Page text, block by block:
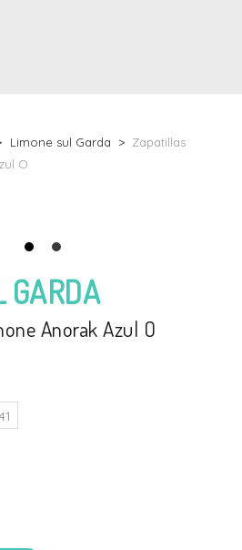
Limone sul Garda
Zapatillas
O
GARDA
Anorak Azul O